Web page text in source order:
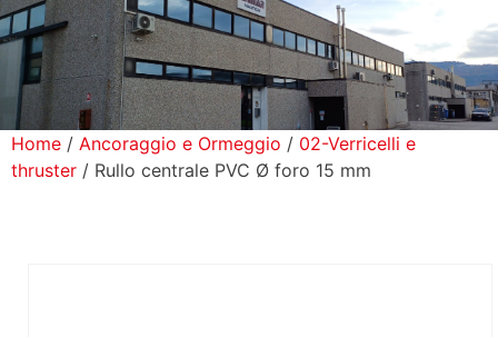
Prodotti
Home / Ancoraggio e Ormeggio / 02-Verricelli e
thruster / Rullo centrale PVC Ø foro 15 mm